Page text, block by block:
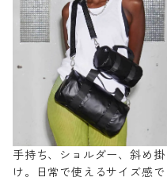
手持ち、ショルダー、斜め掛
け。日常で使えるサイズ感で